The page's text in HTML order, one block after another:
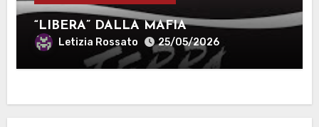
“LIBERA” DALLA MAFIA
Letizia Rossato 25/05/2026